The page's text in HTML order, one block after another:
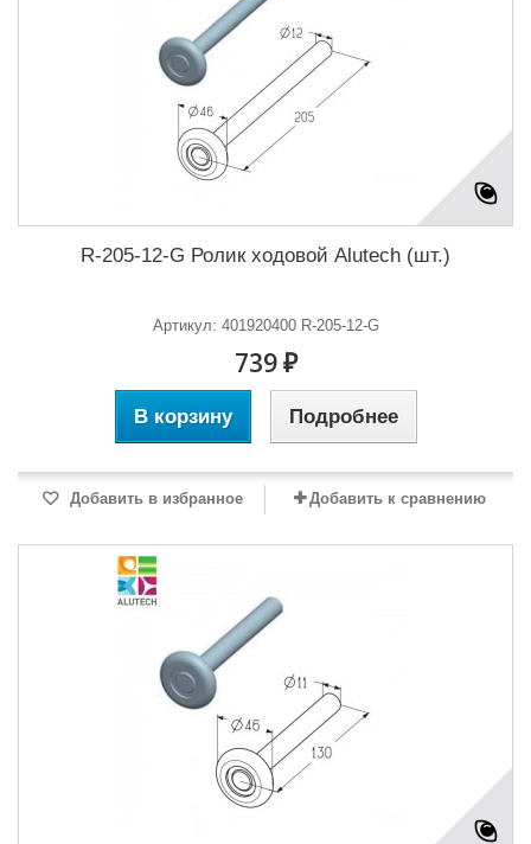
R-205-12-G Ролик ходовой Alutech (шт.)
Артикул: 401920400 R-205-12-G
739 ₽
В корзину Подробнее
Добавить в избранное Добавить к сравнению